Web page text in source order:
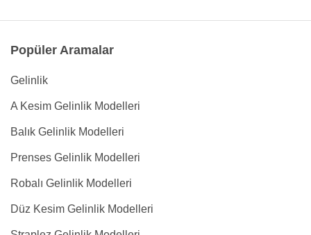
Popüler Aramalar
Gelinlik
A Kesim Gelinlik Modelleri
Balık Gelinlik Modelleri
Prenses Gelinlik Modelleri
Robalı Gelinlik Modelleri
Düz Kesim Gelinlik Modelleri